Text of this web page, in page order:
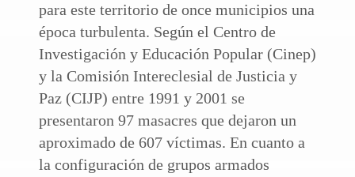
para este territorio de once municipios una
época turbulenta. Según el Centro de
Investigación y Educación Popular (Cinep)
y la Comisión Intereclesial de Justicia y
Paz (CIJP) entre 1991 y 2001 se
presentaron 97 masacres que dejaron un
aproximado de 607 víctimas. En cuanto a
la configuración de grupos armados